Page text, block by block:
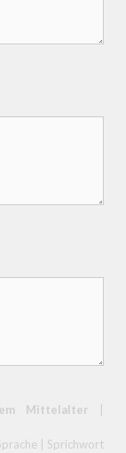
Mittelalter
| Sprichwort